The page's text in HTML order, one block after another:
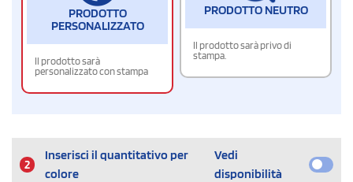
PRODOTTO
PERSONALIZZATO
Il prodotto sarà
personalizzato con stampa
PRODOTTO NEUTRO
Il prodotto sarà privo di
stampa.
2
Inserisci il quantitativo per
colore
Vedi
disponibilità